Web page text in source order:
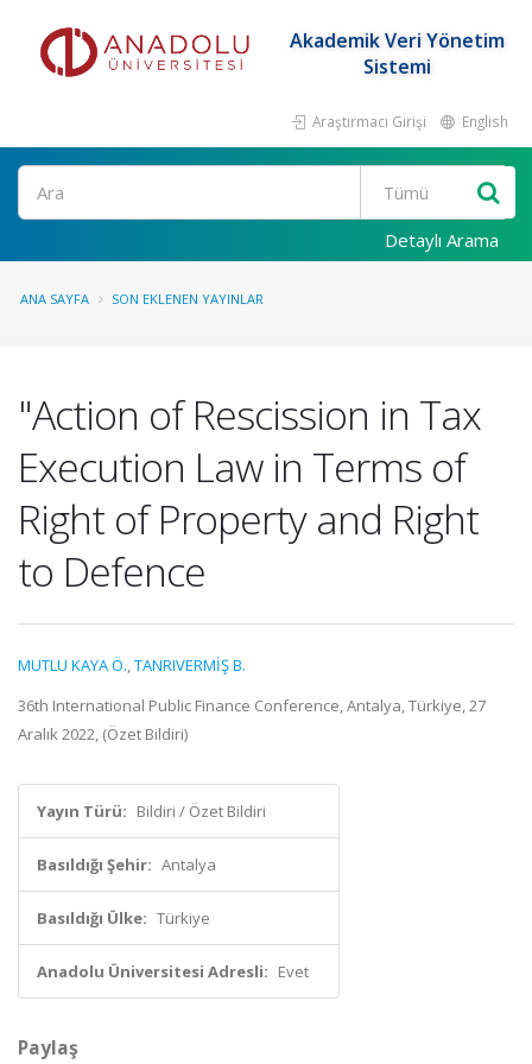
Akademik Veri Yönetim
Sistemi
Araştırmacı Girişi English
Ara
Detaylı Arama
ANA SAYFA SON EKLENEN YAYINLAR
"Action of Rescission in Tax
Execution Law in Terms of
Right of Property and Right
to Defence
MUTLU KAYA Ö.,TANRIVERMİŞ B.
36th International Public Finance Conference, Antalya, Türkiye, 27
Aralık 2022, (Özet Bildiri)
Yayın Türü: Bildiri / Özet Bildiri
Basıldığı Şehir: Antalya
Basıldığı Ülke: Türkiye
Anadolu Üniversitesi Adresli: Evet
Paylaş